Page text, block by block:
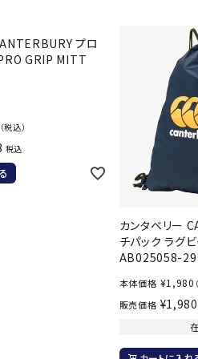
ットボールシューズ
ットボールウェア
ウェア・グッズ
（バスケットボール）
用品（バスケットボール）
ス
バレ
バ
バレ
ボー
ボ
そ
メ
レデ
Nittaku
プロ
PRO GRIP MITT
（税込）
税込
カンタベリー
チパック ラグ
AB025058-29
本体価格 ¥1,980
販売価格 ¥1,980